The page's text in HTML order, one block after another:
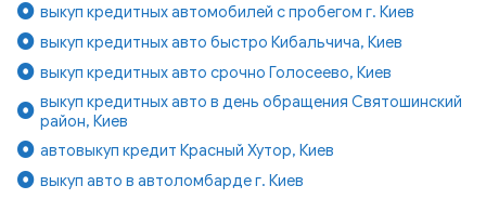
выкуп кредитных автомобилей с пробегом г. Киев
выкуп кредитных авто быстро Кибальчича, Киев
выкуп кредитных авто срочно Голосеево, Киев
выкуп кредитных авто в день обращения Святошинский
район, Киев
автовыкуп кредит Красный Хутор, Киев
выкуп авто в автоломбарде г. Киев